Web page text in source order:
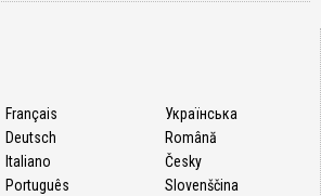
Français
Deutsch
Italiano
Português
Українська
Română
Česky
Slovenščina